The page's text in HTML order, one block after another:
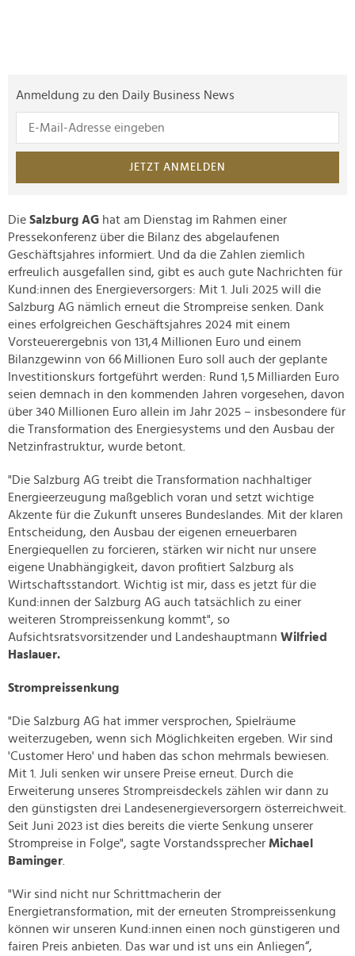
Anmeldung zu den Daily Business News
JETZT ANMELDEN
Die Salzburg AG hat am Dienstag im Rahmen einer
Pressekonferenz über die Bilanz des abgelaufenen
Geschäftsjahres informiert. Und da die Zahlen ziemlich
erfreulich ausgefallen sind, gibt es auch gute Nachrichten für
Kund:innen des Energieversorgers: Mit 1. Juli 2025 will die
Salzburg AG nämlich erneut die Strompreise senken. Dank
eines erfolgreichen Geschäftsjahres 2024 mit einem
Vorsteuerergebnis von 131,4 Millionen Euro und einem
Bilanzgewinn von 66 Millionen Euro soll auch der geplante
Investitionskurs fortgeführt werden: Rund 1,5 Milliarden Euro
seien demnach in den kommenden Jahren vorgesehen, davon
über 340 Millionen Euro allein im Jahr 2025 – insbesondere für
die Transformation des Energiesystems und den Ausbau der
Netzinfrastruktur, wurde betont.
"Die Salzburg AG treibt die Transformation nachhaltiger
Energieerzeugung maßgeblich voran und setzt wichtige
Akzente für die Zukunft unseres Bundeslandes. Mit der klaren
Entscheidung, den Ausbau der eigenen erneuerbaren
Energiequellen zu forcieren, stärken wir nicht nur unsere
eigene Unabhängigkeit, davon profitiert Salzburg als
Wirtschaftsstandort. Wichtig ist mir, dass es jetzt für die
Kund:innen der Salzburg AG auch tatsächlich zu einer
weiteren Strompreissenkung kommt", so
Aufsichtsratsvorsitzender und Landeshauptmann Wilfried
Haslauer.
Strompreissenkung
"Die Salzburg AG hat immer versprochen, Spielräume
weiterzugeben, wenn sich Möglichkeiten ergeben. Wir sind
'Customer Hero' und haben das schon mehrmals bewiesen.
Mit 1. Juli senken wir unsere Preise erneut. Durch die
Erweiterung unseres Strompreisdeckels zählen wir dann zu
den günstigsten drei Landesenergieversorgern österreichweit.
Seit Juni 2023 ist dies bereits die vierte Senkung unserer
Strompreise in Folge", sagte Vorstandssprecher Michael
Baminger
"Wir sind nicht nur Schrittmacherin der
Energietransformation, mit der erneuten Strompreissenkung
können wir unseren Kund:innen einen noch günstigeren und
fairen Preis anbieten. Das war und ist uns ein Anliegen“,